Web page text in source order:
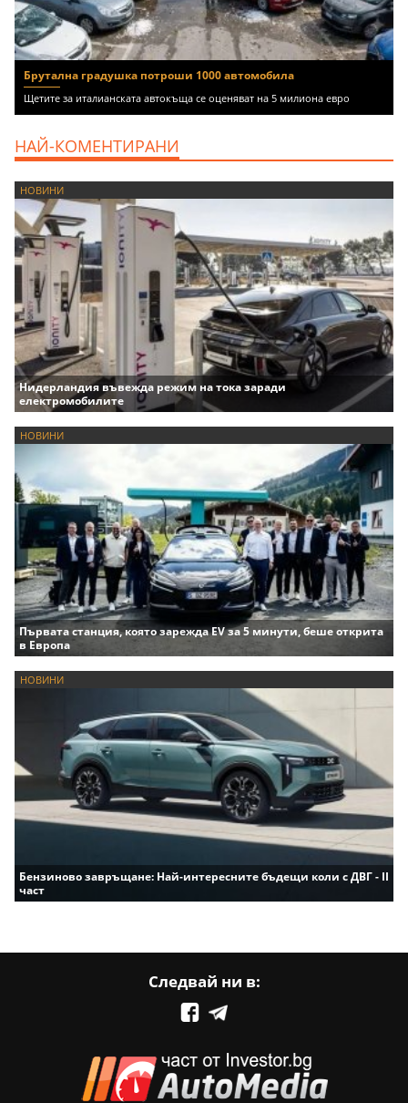
Брутална градушка потроши 1000 автомобила
Щетите за италианската автокъща се оценяват на 5 милиона евро
НАЙ-КОМЕНТИРАНИ
НОВИНИ
Нидерландия въвежда режим на тока заради
електромобилите
НОВИНИ
Първата станция, която зарежда EV за 5 минути, беше открита
в Европа
НОВИНИ
Бензиново завръщане: Най-интересните бъдещи коли с ДВГ - II
част
Следвай ни в: